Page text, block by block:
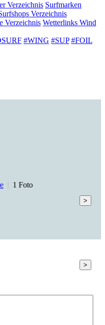
Verzeichnis Surfmarken
Verzeichnis
Verzeichnis Wetterlinks Wind
#WING #SUP #FOIL
| 1 Foto
>
>